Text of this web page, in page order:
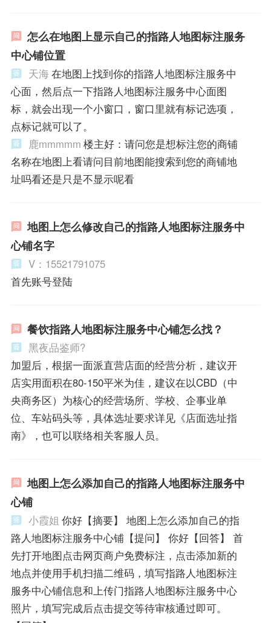
怎么在地图上显示自己的指路人地图标注服务
中心铺位置
天海在地图上找到你的指路人地图标注服务中
心面，然后点一下指路人地图标注服务中心面图
标，就会出现一个小窗口，窗口里就有标记选项，
点标记就可以了。
鹿mmmmm 楼主好：请问您是想标注您的商铺
名称在地图上看请问目前地图能搜索到您的商铺地
址吗看还是只是不显示呢看
地图上怎么修改自己的指路人地图标注服务中
心铺名字
V：15521791075
首先账号登陆
餐饮指路人地图标注服务中心铺怎么找？
黑夜品鉴师?
加盟后，根据一面派直营店面的经营分析，建议开
店实用面积在80-150平米为佳，建议在以CBD（中
央商务区）为核心的经营场所、学校、企事业单
位、车站码头等，具体选址要求详见《店面选址指
南》，也可以联络相关客服人员。
地图上怎么添加自己的指路人地图标注服务中
心铺
小霞姐 你好【摘要】 地图上怎么添加自己的指
路人地图标注服务中心铺【提问】 你好【回答】 首
先打开地图点击网页商户免费标注，点击添加新的
地点并使用手机扫描二维码，填写指路人地图标注
服务中心铺信息和上传门指路人地图标注服务中心
照片，填写完成后点击提交等待审核通过即可。